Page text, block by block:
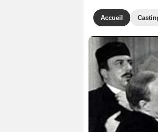
Accueil